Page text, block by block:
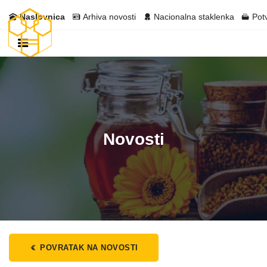
Naslovnica Arhiva novosti Nacionalna staklenka
Novosti
POVRATAK NA NOVOSTI